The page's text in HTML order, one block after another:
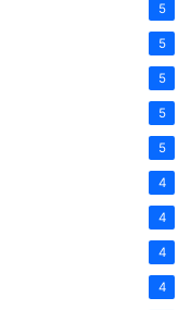
5
5
5
5
5
4
4
4
4